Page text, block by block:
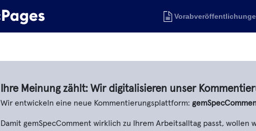
Ihre Meinung zählt: Wir digitalisieren unser
Wir entwickeln eine neue Kommentierungsplattform:
Damit gemSpecComment wirklich zu Ihrem Arbeitsalltag passt, wollen